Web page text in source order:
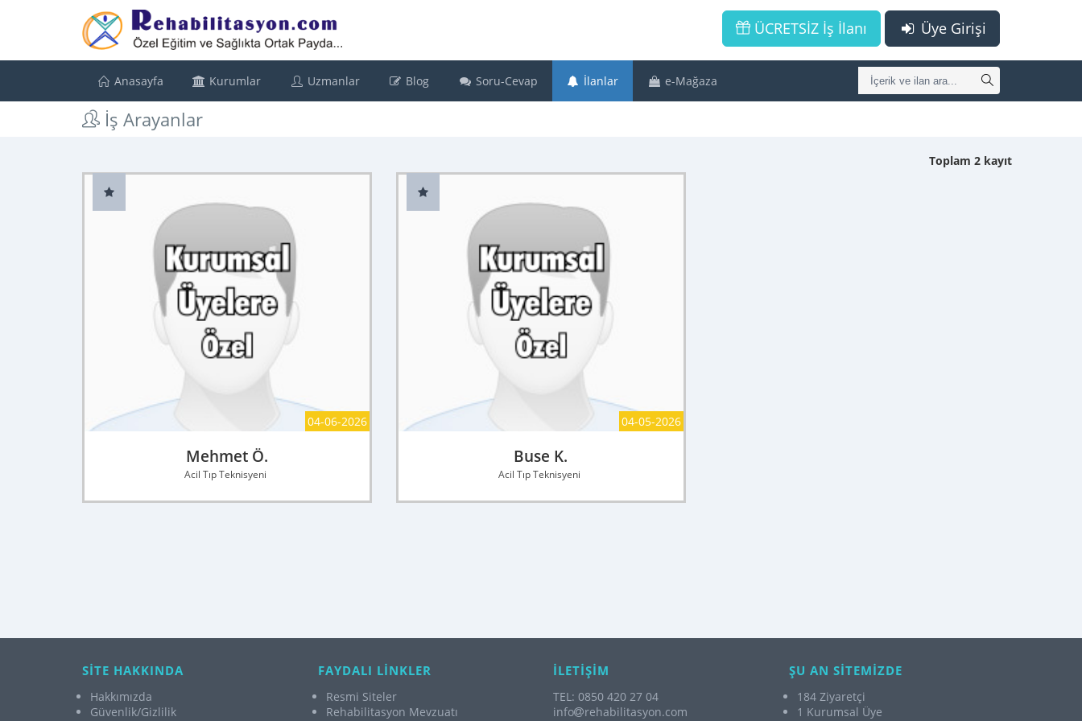
Üye Girişi
ÜCRETSİZ İş İlanı
Anasayfa Kurumlar Uzmanlar Blog Soru-Cevap İlanlar e-Mağaza
İş Arayanlar
Toplam 2 kayıt
04-06-2026
Mehmet Ö.
Acil Tıp Teknisyeni
04-05-2026
Buse K.
Acil Tıp Teknisyeni
SİTE HAKKINDA
Hakkımızda
Güvenlik/Gizlilik
FAYDALI LİNKLER
Resmi Siteler
Rehabilitasyon Mevzuatı
İLETİŞİM
TEL: 0850 420 27 04
info
rehabilitasyon.com
ŞU AN SİTEMİZDE
184 Ziyaretçi
1 Kurumsal Üye